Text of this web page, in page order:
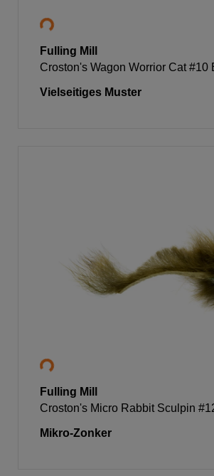
Fulling Mill
Croston's Wagon Worrior Cat #10
Vielseitiges Muster
Fulling Mill
Croston's Micro Rabbit Sculpin
Mikro-Zonker